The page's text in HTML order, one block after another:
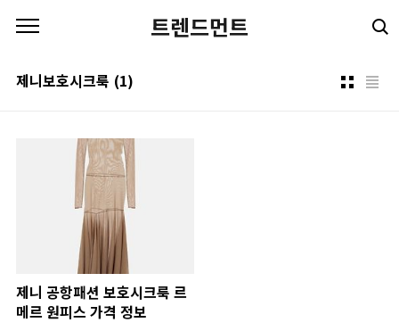
트렌드먼트
제니보호시크룩 (1)
제니 공항패션 보호시크룩 르
메르 원피스 가격 정보